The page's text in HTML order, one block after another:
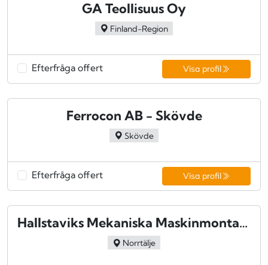
GA Teollisuus Oy
Finland-Region
Efterfråga offert Visa profil
Ferrocon AB - Skövde
Skövde
Efterfråga offert Visa profil
Hallstaviks Mekaniska Maskinmontage AB - Hallstavik
Norrtälje